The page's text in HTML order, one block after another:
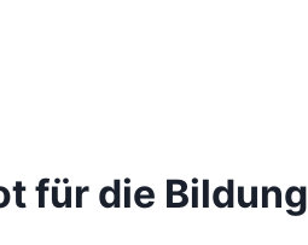
für die Bildung